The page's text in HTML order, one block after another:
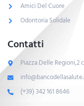
Amici Del Cuore
Odontoria Solidale
Contatti
Piazza Delle Regioni,2
(+39) 342 161 8646